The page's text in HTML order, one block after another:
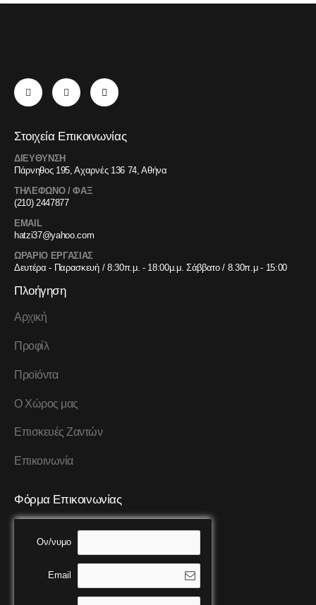
Στοιχεία Επικοινωνίας
ΔΙΕΥΘΥΝΣΗ
Πάρνηθος 195, Αχαρνές 136 74, Αθήνα
ΤΗΛΕΦΩΝΟ / ΦΑΞ
(210) 2447877
EMAIL
hatzi37@yahoo.com
ΩΡΑΡΙΟ ΕΡΓΑΣΙΑΣ
Δευτέρα - Παρασκευή / 8:30π.μ. - 18:00μ.μ. Σάββατο / 8.30π.μ - 15:00
Πλοήγηση
Αρχική
Προφίλ
Προϊόντα
Ο Χώρος μας
Επισκευές Ζαντών
Επικοινωνία
Φόρμα Επικοινωνίας
Ον/νυμο
Email